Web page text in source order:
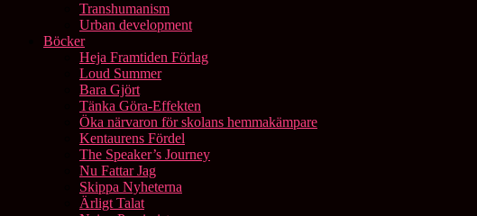
Transhumanism
Urban development
Böcker
Heja Framtiden Förlag
Loud Summer
Bara Gjört
Tänka Göra-Effekten
Öka närvaron för skolans hemmakämpare
Kentaurens Fördel
The Speaker’s Journey
Nu Fattar Jag
Skippa Nyheterna
Ärligt Talat